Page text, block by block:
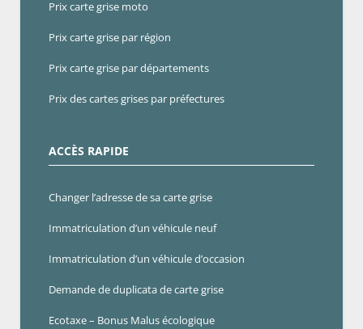
Prix carte grise moto
Prix carte grise par région
Prix carte grise par départements
Prix des cartes grises par préfectures
ACCÈS RAPIDE
Changer l’adresse de sa carte grise
Immatriculation d’un véhicule neuf
Immatriculation d’un véhicule d’occasion
Demande de duplicata de carte grise
Ecotaxe – Bonus Malus écologique